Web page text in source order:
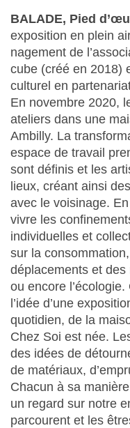
BALADE, Pied
exposition en plein
nagement de
cube (créé en 2018)
culturel en
En novembre 2020,
ateliers dans une
Ambilly. La
espace de travail
sont définis et les
lieux, créant ainsi
avec le voisinage.
vivre les
individuelles et
sur la
déplacements et
ou encore
l’idée d’une
quotidien, de la
Chez Soi est née.
des idées de
de matériaux,
Chacun à sa
un regard sur notre
parcourent et les